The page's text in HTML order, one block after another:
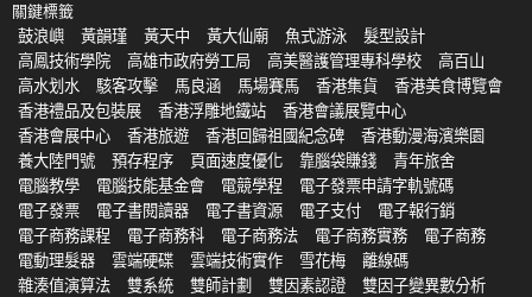
關鍵標籤
鼓浪嶼
黃韻瑾 黃天中 黃大仙廟 魚式游泳
髮型設計
高鳳技術學院
高雄市政府勞工局 高美醫護管理專科學校
高百山
高水划水
駭客攻擊 馬良涵 馬場賽馬 香港集貨
香港美食博覽會
香港禮品及包裝展
香港浮雕地鐵站
香港會議展覽中心
香港會展中心
香港旅遊 香港回歸祖國紀念碑
香港動漫海濱樂園
養大陸門號
預存程序 頁面速度優化 靠腦袋賺錢
青年旅舍
電腦教學
電腦技能基金會 電競學程
電子發票申請字軌號碼
電子發票
電子書閱讀器 電子書資源 電子支付
電子報行銷
電子商務課程
電子商務科 電子商務法 電子商務實務
電子商務
電動理髮器
雲端硬碟 雲端技術實作 雪花梅
離線碼
雜湊值演算法
雙系統 雙師計劃 雙因素認證
雙因子變異數分析